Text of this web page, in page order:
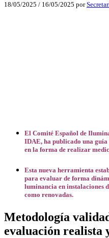
18/05/2025 / 16/05/2025 por
El Comité Español de
IDAE, ha publicado una guía
en la forma de realizar
Esta nueva herramienta
para evaluar de forma
luminancia en instalaciones
como renovadas.
Metodología
evaluación realista